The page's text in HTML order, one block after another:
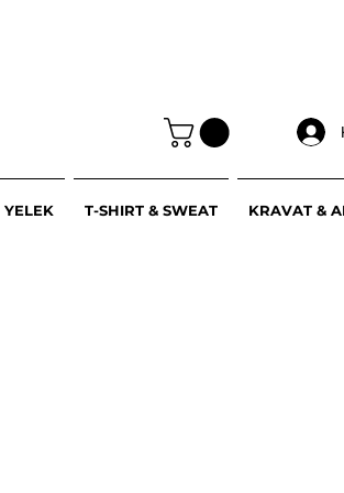
YELEK T-SHIRT & SWEAT KRAVAT &